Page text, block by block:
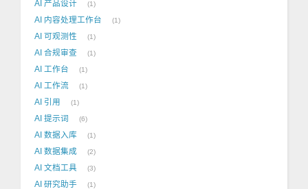
AI 产品设计 1
AI 内容处理工作台 1
AI 可观测性 1
AI 合规审查 1
AI 工作台 1
AI 工作流 1
AI 引用 1
AI 提示词 6
AI 数据入库 1
AI 数据集成 2
AI 文档工具 3
AI 研究助手 1